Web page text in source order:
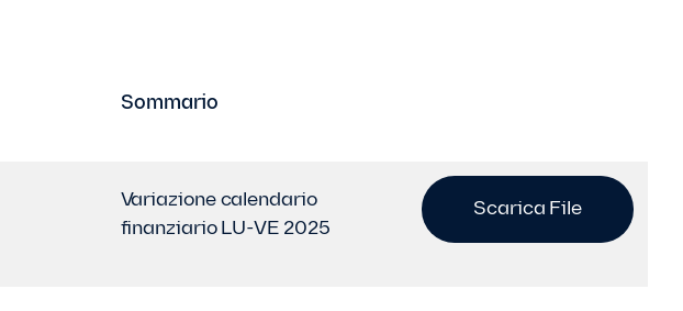
Sommario
Variazione calendario
finanziario LU-VE 2025
Scarica File